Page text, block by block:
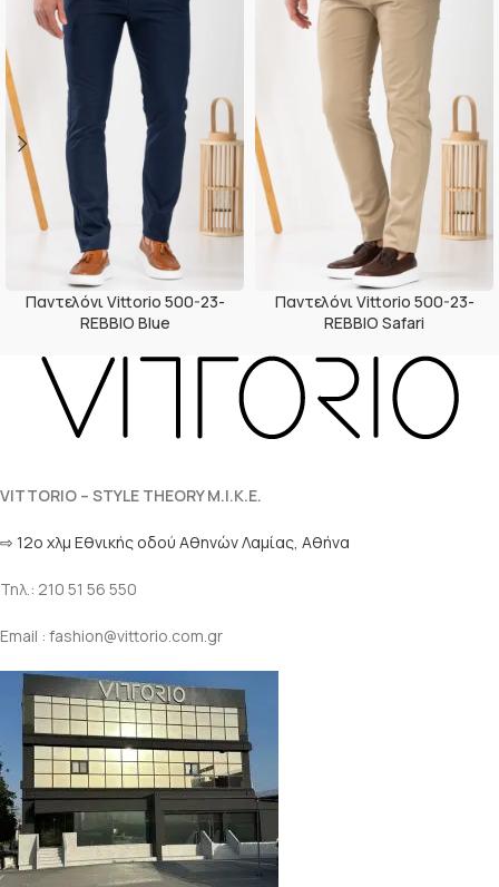
Παντελόνι Vittorio 500-23-
REBBIO Blue
Παντελόνι Vittorio 500-23-
REBBIO Safari
VITTORIO – STYLE THEORY M.I.K.E.
⇨ 12ο χλμ Eθνικής οδού Αθηνών Λαμίας, Αθήνα
Τηλ.: 210 51 56 550
Email : fashion@vittorio.com.gr